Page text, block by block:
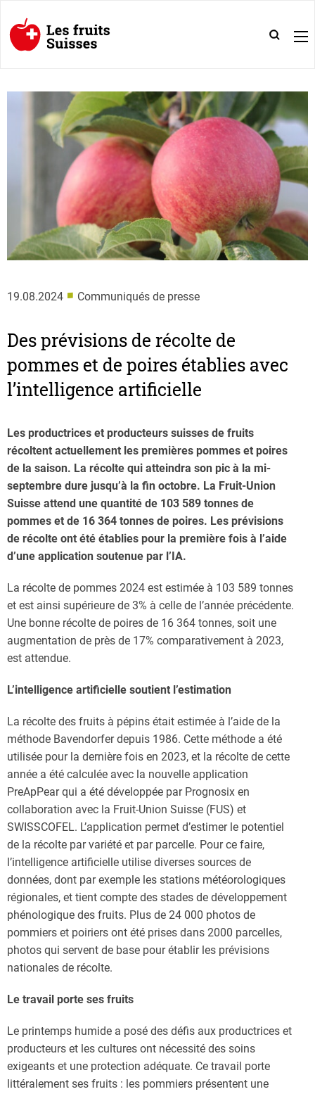
19.08.2024 ■ Communiqués de presse
Des prévisions de récolte de
pommes et de poires établies avec
l’intelligence artificielle
Les productrices et producteurs suisses de fruits
récoltent actuellement les premières pommes et poires
de la saison. La récolte qui atteindra son pic à la mi-
septembre dure jusqu’à la fin octobre. La Fruit-Union
Suisse attend une quantité de 103 589 tonnes de
pommes et de 16 364 tonnes de poires. Les prévisions
de récolte ont été établies pour la première fois à l’aide
d’une application soutenue par l’IA.
La récolte de pommes 2024 est estimée à 103 589 tonnes
et est ainsi supérieure de 3% à celle de l’année précédente.
Une bonne récolte de poires de 16 364 tonnes, soit une
augmentation de près de 17% comparativement à 2023,
est attendue.
L’intelligence artificielle soutient l’estimation
La récolte des fruits à pépins était estimée à l’aide de la
méthode Bavendorfer depuis 1986. Cette méthode a été
utilisée pour la dernière fois en 2023, et la récolte de cette
année a été calculée avec la nouvelle application
PreApPear qui a été développée par Prognosix en
collaboration avec la Fruit-Union Suisse (FUS) et
SWISSCOFEL. L’application permet d’estimer le potentiel
de la récolte par variété et par parcelle. Pour ce faire,
l’intelligence artificielle utilise diverses sources de
données, dont par exemple les stations météorologiques
régionales, et tient compte des stades de développement
phénologique des fruits. Plus de 24 000 photos de
pommiers et poiriers ont été prises dans 2000 parcelles,
photos qui servent de base pour établir les prévisions
nationales de récolte.
Le travail porte ses fruits
Le printemps humide a posé des défis aux productrices et
producteurs et les cultures ont nécessité des soins
exigeants et une protection adéquate. Ce travail porte
littéralement ses fruits : les pommiers présentent une